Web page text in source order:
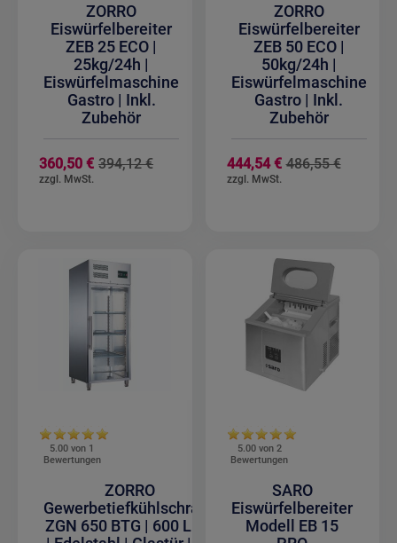
ZORRO
Eiswürfelbereiter
ZEB 25 ECO |
25kg/24h |
Eiswürfelmaschine
Gastro | Inkl.
Zubehör
Sonderangebot
360,50 € 394,12 €
ZORRO
Eiswürfelbereiter
ZEB 50 ECO |
50kg/24h |
Eiswürfelmaschine
Gastro | Inkl.
Zubehör
444,54 € 486,55 €
5.00 von 1
Bewertungen
ZORRO
Gewerbetiefkühlschrank
ZGN 650 BTG | 600 Liter
5.00 von 2
Bewertungen
SARO
Eiswürfelbereiter
Modell EB 15